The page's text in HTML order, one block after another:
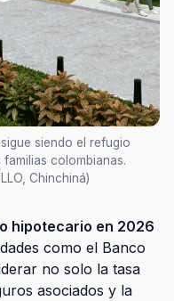
siendo el refugio
colombianas.
Chinchiná)
hipotecario en 2026
como el Banco
no solo la tasa
asociados y la